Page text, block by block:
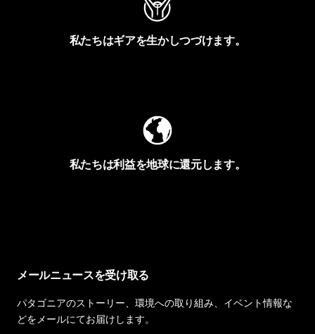
私たちはギアを生かしつづけます。
私たちは利益を地球に還元します。
メールニュースを受け取る
パタゴニアのストーリー、環境への取り組み、イベント情報な
どをメールにてお届けします。